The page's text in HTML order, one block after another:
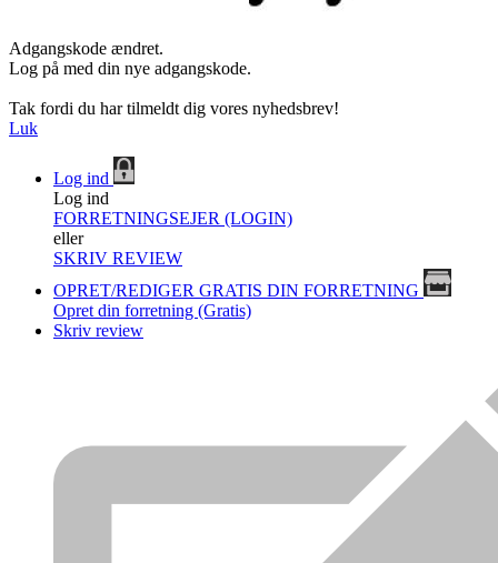
Adgangskode ændret.
Log på med din nye adgangskode.
Tak fordi du har tilmeldt dig vores nyhedsbrev!
Luk
Log ind
Log ind
FORRETNINGSEJER (LOGIN)
eller
SKRIV REVIEW
OPRET/REDIGER GRATIS DIN FORRETNING
Opret din forretning (Gratis)
Skriv review